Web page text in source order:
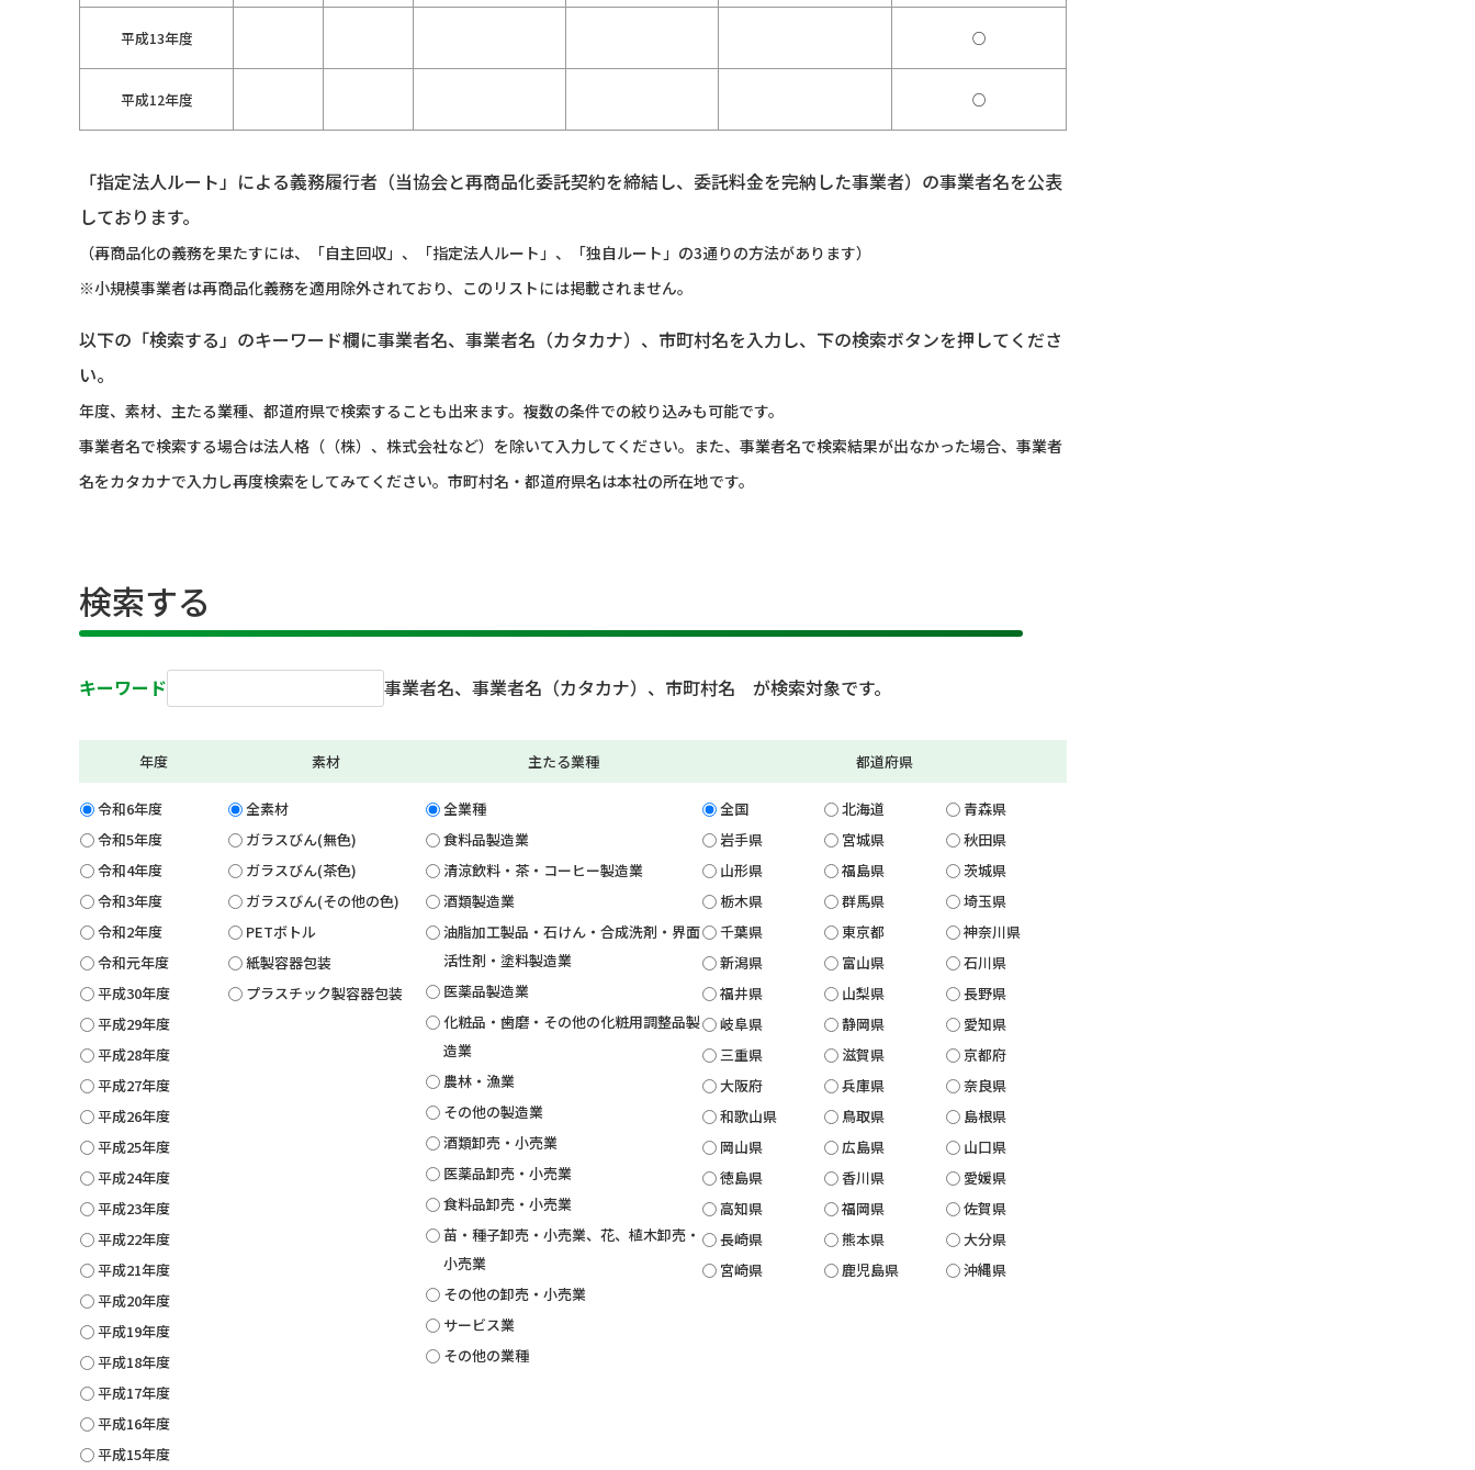
平成13年度 ○
平成12年度 ○
「指定法人ルート」による義務履行者（当協会と再商品化委託契約を締結し、委託料金を完納した事業者）の事業者名を公表
しております。
（再商品化の義務を果たすには、「自主回収」、「指定法人ルート」、「独自ルート」の3通りの方法があります）
※小規模事業者は再商品化義務を適用除外されており、このリストには掲載されません。
以下の「検索する」のキーワード欄に事業者名、事業者名（カタカナ）、市町村名を入力し、下の検索ボタンを押してくださ
い。
年度、素材、主たる業種、都道府県で検索することも出来ます。複数の条件での絞り込みも可能です。
事業者名で検索する場合は法人格（（株）、株式会社など）を除いて入力してください。また、事業者名で検索結果が出なかった場合、事業者
名をカタカナで入力し再度検索をしてみてください。市町村名・都道府県名は本社の所在地です。
検索する
キーワード 事業者名、事業者名（カタカナ）、市町村名 が検索対象です。
年度
令和6年度
令和5年度
令和4年度
令和3年度
令和2年度
令和元年度
平成30年度
平成29年度
平成28年度
平成27年度
平成26年度
平成25年度
平成24年度
平成23年度
平成22年度
平成21年度
平成20年度
平成19年度
平成18年度
平成17年度
平成16年度
平成15年度
素材
全素材
ガラスびん(無色)
ガラスびん(茶色)
ガラスびん(その他の色)
PETボトル
紙製容器包装
プラスチック製容器包装
主たる業種
全業種
食料品製造業
清涼飲料・茶・コーヒー製造業
酒類製造業
油脂加工製品・石けん・合成洗剤・界面
活性剤・塗料製造業
医薬品製造業
化粧品・歯磨・その他の化粧用調整品製
造業
農林・漁業
その他の製造業
酒類卸売・小売業
医薬品卸売・小売業
食料品卸売・小売業
苗・種子卸売・小売業、花、植木卸売・
小売業
その他の卸売・小売業
サービス業
その他の業種
都道府県
全国 北海道
青森県
岩手県
宮城県
秋田県
山形県
福島県
茨城県
栃木県
群馬県
埼玉県
千葉県
東京都
神奈川県
新潟県
富山県
石川県
福井県
山梨県
長野県
岐阜県
静岡県
愛知県
三重県
滋賀県
京都府
大阪府
兵庫県
奈良県
和歌山県
鳥取県
島根県
岡山県
広島県
山口県
徳島県
香川県
愛媛県
高知県
福岡県
佐賀県
長崎県
熊本県
大分県
宮崎県
鹿児島県 沖縄県